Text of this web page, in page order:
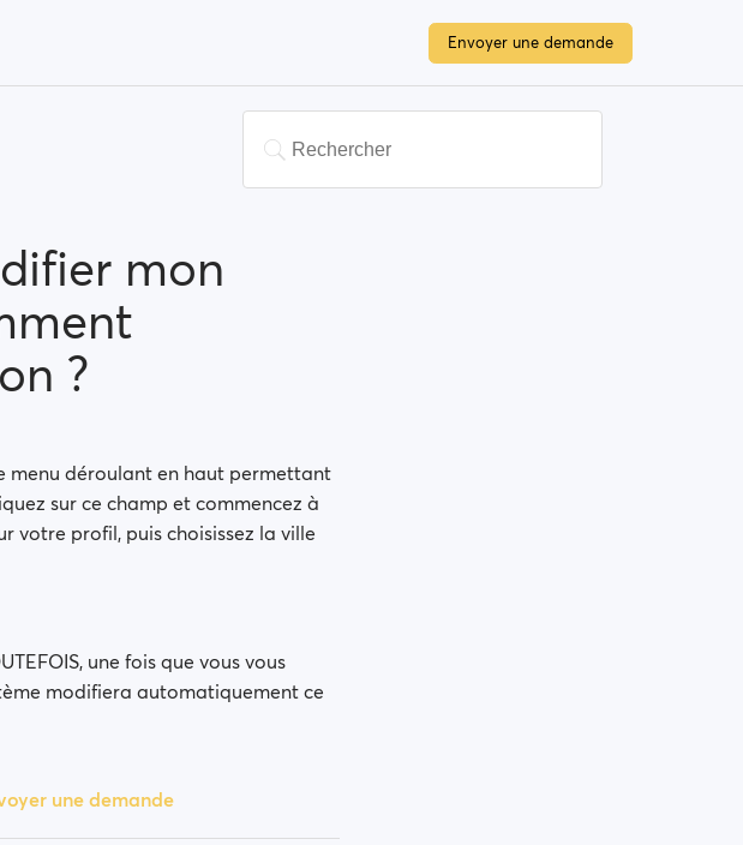
Envoyer une demande
mon
?
menu déroulant en haut permettant
sur ce champ et commencez à
votre profil, puis choisissez la ville
une fois que vous vous
modifiera automatiquement ce
une demande